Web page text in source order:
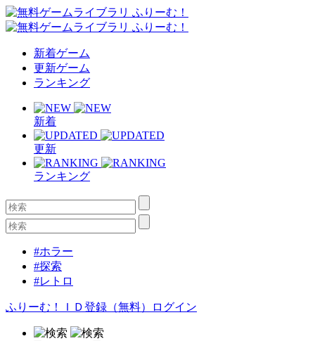
新着ゲーム
更新ゲーム
ランキング
新着
更新
ランキング
#ホラー
#探索
#レトロ
ふりーむ！ＩＤ登録（無料） ログイン